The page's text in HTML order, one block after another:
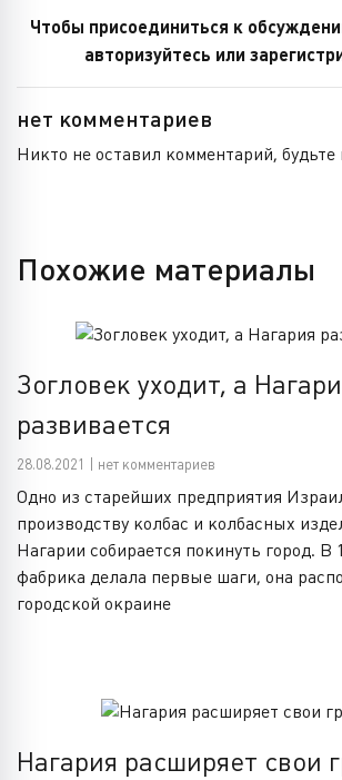
Чтобы присоединиться к
авторизуйтесь или
нет комментариев
Никто не оставил комментарий,
Похожие материалы
Зогловек уходит, а
развивается
28.08.2021 | нет комментариев
Одно из старейших предприятия
производству колбас и колбасных
Нагарии собирается покинуть город. В
фабрика делала первые шаги, она
городской окраине
Нагария расширяет свои